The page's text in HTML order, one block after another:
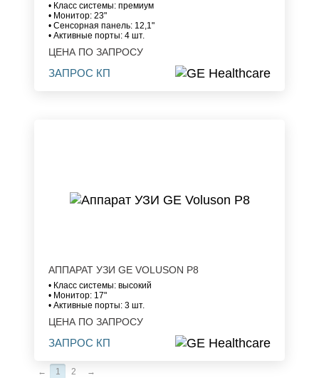
• Класс системы: премиум
• Монитор: 23"
• Сенсорная панель: 12,1"
• Активные порты: 4 шт.
ЦЕНА ПО ЗАПРОСУ
ЗАПРОС КП
АППАРАТ УЗИ GE VOLUSON P8
• Класс системы: высокий
• Монитор: 17"
• Активные порты: 3 шт.
ЦЕНА ПО ЗАПРОСУ
ЗАПРОС КП
← 1 2 →